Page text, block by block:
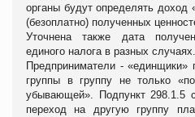
органы будут определять доход
(безоплатно) полученных
Уточнена также дата
единого налога в разных случаях.
Предприниматели - «единщики»
группы в группу не только
убывающей». Подпункт 298.1.5
переход на другую группу